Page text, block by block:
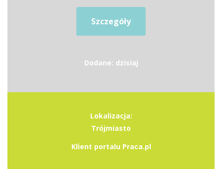
Szczegóły
Dodane: dzisiaj
Lokalizacja:
Trójmiasto
Klient portalu Praca.pl